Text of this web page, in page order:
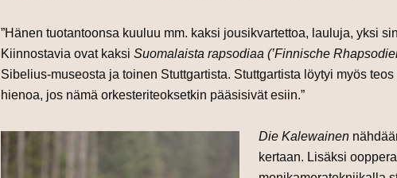
”Hänen tuotantoonsa kuuluu mm. kaksi jousikvartettoa, lauluja, yksi
Kiinnostavia ovat kaksi Suomalaista rapsodiaa (’Finnische
Sibelius-museosta ja toinen Stuttgartista. Stuttgartista löytyi myös teos
hienoa, jos nämä orkesteriteoksetkin pääsisivät esiin.”
Die Kalewainen
kertaan. Lisäksi